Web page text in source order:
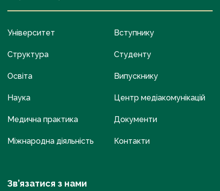
Університет
Структура
Освіта
Наука
Медична практика
Міжнародна діяльність
Вступнику
Студенту
Випускнику
Центр медіакомунікацій
Документи
Контакти
Зв’язатися з нами